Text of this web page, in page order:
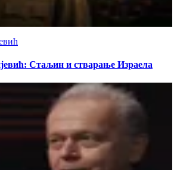
Стаљин и стварање Израела